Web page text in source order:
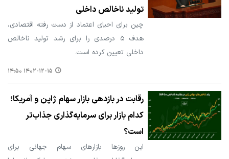
تولید ناخالص داخلی
چین برای احیای اعتماد از دست رفته اقتصادی،
هدف ۵ درصدی را برای رشد تولید ناخالص
داخلی تعیین کرده است.
۱۴۰۲-۱۲-۱۵ ۱۴:۵۰
رقابت در بازدهی بازار سهام ژاپن و آمریکا؛
کدام بازار برای سرمایه‌گذاری جذاب‌تر
است؟
این روزها بازارهای سهام جهانی برای